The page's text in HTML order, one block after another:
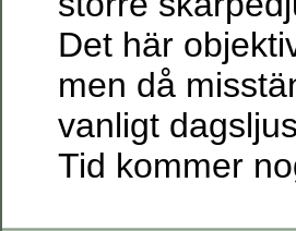
Det här
men då
vanligt
Tid kommer